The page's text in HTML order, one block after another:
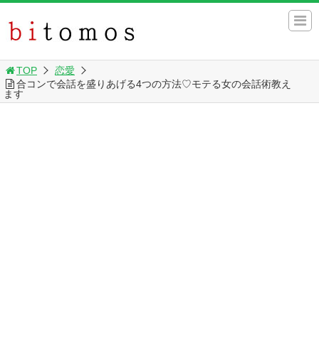
TOP
恋愛
合コンで会話を盛りあげる4つの方法♡モテる女の会話術教え
ます